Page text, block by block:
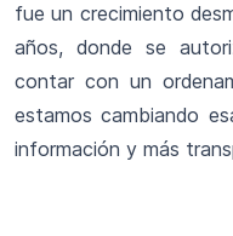
fue un crecimiento
años, donde se
contar con un
estamos cambiando
información y más